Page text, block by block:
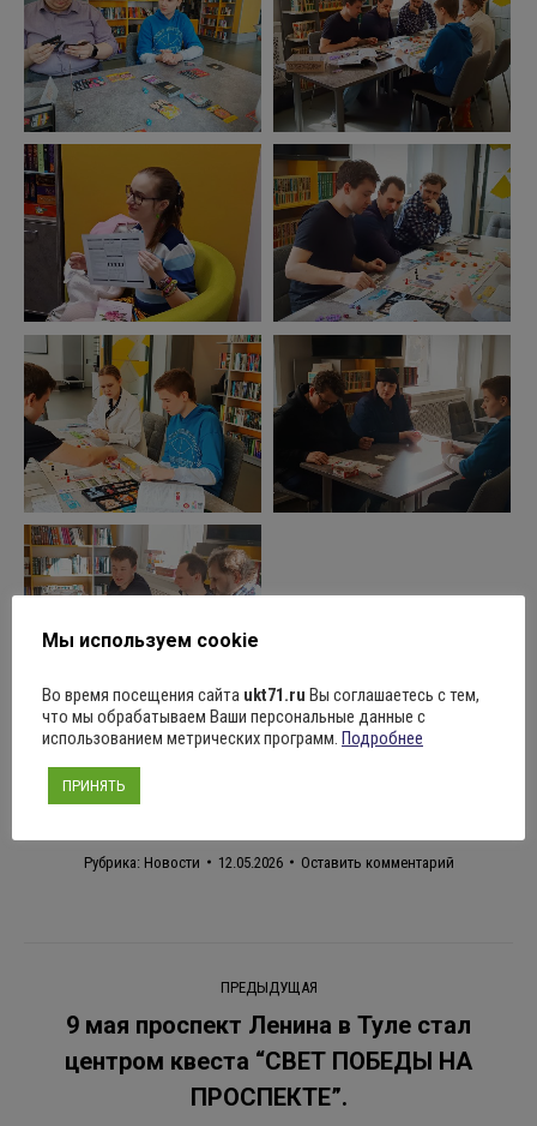
Поделиться
Рубрика: Новости 12.05.2026 Оставить комментарий
по
записям
ПРЕДЫДУЩАЯ
Предыдущая
запись:
9 мая проспект Ленина в Туле стал
центром квеста “СВЕТ ПОБЕДЫ НА
ПРОСПЕКТЕ”.
Мы используем cookie
Во время посещения сайта ukt71.ru Вы соглашаетесь с тем,
что мы обрабатываем Ваши персональные данные с
использованием метрических программ. Подробнее
ПРИНЯТЬ